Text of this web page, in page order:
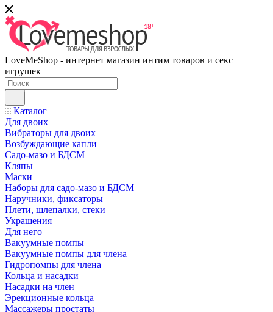
LoveMeShop - интернет магазин интим товаров и секс
игрушек
Каталог
Для двоих
Вибраторы для двоих
Возбуждающие капли
Садо-мазо и БДСМ
Кляпы
Маски
Наборы для садо-мазо и БДСМ
Наручники, фиксаторы
Плети, шлепалки, стеки
Украшения
Для него
Вакуумные помпы
Вакуумные помпы для члена
Гидропомпы для члена
Кольца и насадки
Насадки на член
Эрекционные кольца
Массажеры простаты